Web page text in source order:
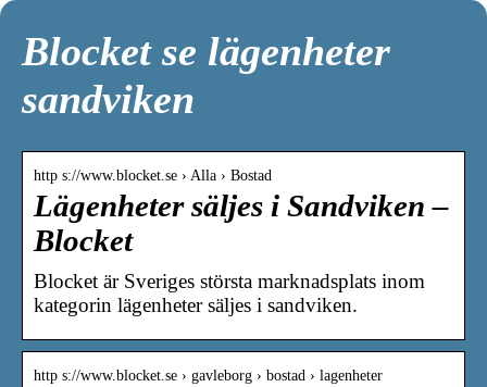
Blocket se lägenheter
sandviken
http s://www.blocket.se › Alla › Bostad
Lägenheter säljes i Sandviken –
Blocket
Blocket är Sveriges största marknadsplats inom
kategorin lägenheter säljes i sandviken.
http s://www.blocket.se › gavleborg › bostad › lagenheter